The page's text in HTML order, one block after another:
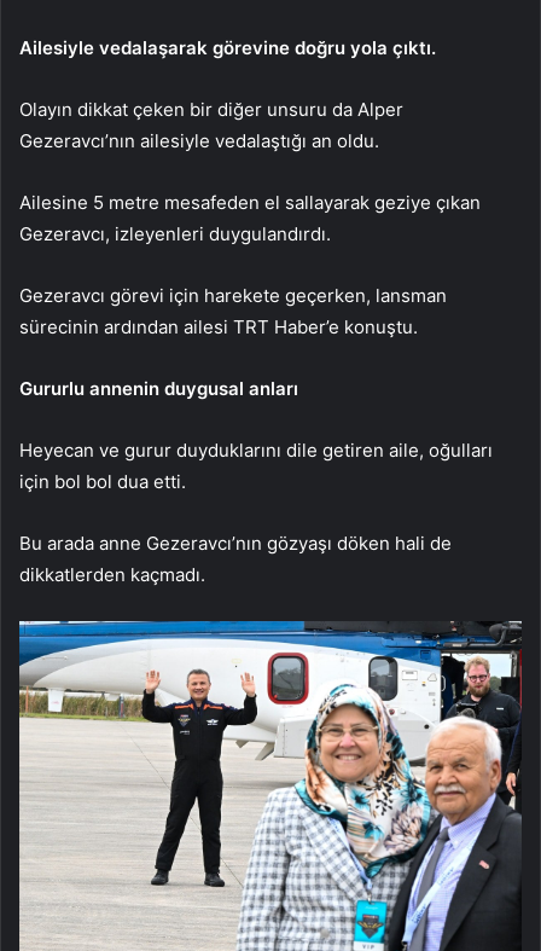
Ailesiyle vedalaşarak görevine doğru yola çıktı.
Olayın dikkat çeken bir diğer unsuru da Alper
Gezeravcı’nın ailesiyle vedalaştığı an oldu.
Ailesine 5 metre mesafeden el sallayarak geziye çıkan
Gezeravcı, izleyenleri duygulandırdı.
Gezeravcı görevi için harekete geçerken, lansman
sürecinin ardından ailesi TRT Haber’e konuştu.
Gururlu annenin duygusal anları
Heyecan ve gurur duyduklarını dile getiren aile, oğulları
için bol bol dua etti.
Bu arada anne Gezeravcı’nın gözyaşı döken hali de
dikkatlerden kaçmadı.